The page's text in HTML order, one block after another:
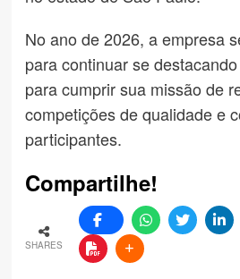
No ano de 2026, a empresa
para continuar se
para cumprir sua missão de
competições de qualidade e
participantes.
Compartilhe!
SHARES